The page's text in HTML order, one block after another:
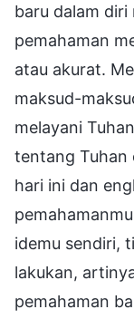
baru dalam diri
pemahaman
atau akurat.
maksud-
melayani
tentang Tuhan
hari ini dan
idemu sendiri,
lakukan,
pemahaman